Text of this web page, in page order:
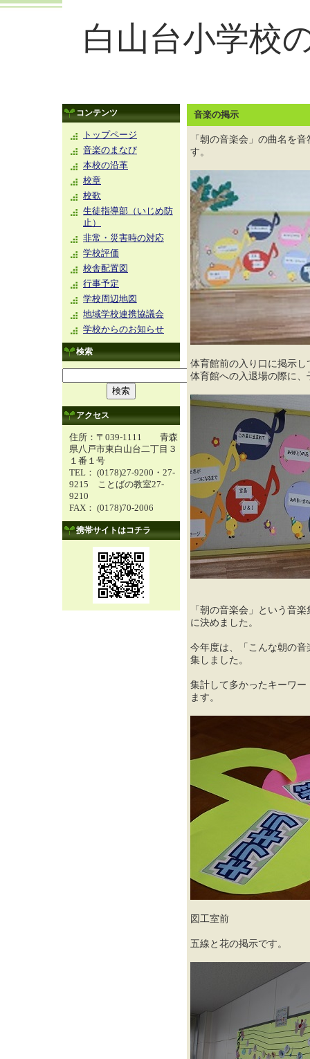
白山台小学校
コンテンツ
トップページ
音楽のまなび
本校の沿革
校章
校歌
生徒指導部（いじめ防
止）
非常・災害時の対応
学校評価
校舎配置図
行事予定
学校周辺地図
地域学校連携協議会
学校からのお知らせ
検索
アクセス
住所：〒039-1111 青森
県八戸市東白山台二丁目３
１番１号
TEL： (0178)27-9200・27-
9215 ことばの教室27-
9210
FAX： (0178)70-2006
携帯サイトはコチラ
音楽の掲示
「朝の音楽会」の曲名を
す。
体育館前の入り口に掲示し
体育館への入退場の際に
「朝の音楽会」という音
に決めました。
今年度は、「こんな朝の
集しました。
集計して多かったキーワ
ます。
図工室前
五線と花の掲示です。